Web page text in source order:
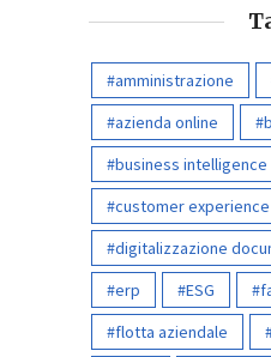
amministrazione
azienda online
business intelligence
customer experience
digitalizzazione
erp
ESG
flotta aziendale